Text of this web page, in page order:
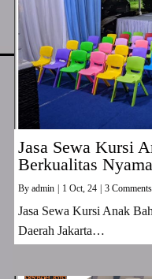
Jasa Sewa Kursi
Berkualitas
By admin 1 Oct, 24 3 Comments
Jasa Sewa Kursi Anak
Daerah Jakarta…